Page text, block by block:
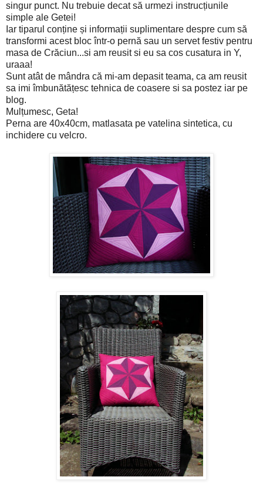
singur punct. Nu trebuie decat să urmezi instrucțiunile
simple ale Getei!
Iar tiparul conține și informații suplimentare despre cum să
transformi acest bloc într-o pernă sau un servet festiv pentru
masa de Crăciun...si am reusit si eu sa cos cusatura in Y,
uraaa!
Sunt atât de mândra că mi-am depasit teama, ca am reusit
sa imi îmbunătățesc tehnica de coasere si sa postez iar pe
blog.
Mulțumesc, Geta!
Perna are 40x40cm, matlasata pe vatelina sintetica, cu
inchidere cu velcro.